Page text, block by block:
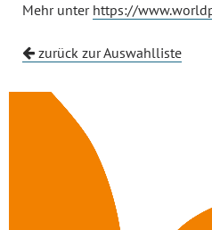
Mehr unter https://
zurück zur Auswahlliste